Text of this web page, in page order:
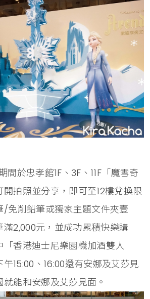
於忠孝館1F、3F、11F「魔雪奇
拍照並分享，即可至12樓兌換限
/免削鉛筆或獨家主題文件夾壹
2,000元，並成功累積快樂購
「香港迪士尼樂園機加酒雙人
15:00、16:00還有安娜及艾莎見
能和安娜及艾莎見面。